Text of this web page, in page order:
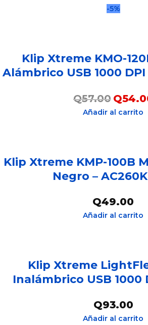
-5%
Klip Xtreme KMO-
Alámbrico USB 1000 DPI
Q57.00 Q
Añadir al carrito
Klip Xtreme KMP-100B
Negro –
Q49.00
Añadir al carrito
Klip Xtreme
Inalámbrico USB 1000
Q93.00
Añadir al carrito